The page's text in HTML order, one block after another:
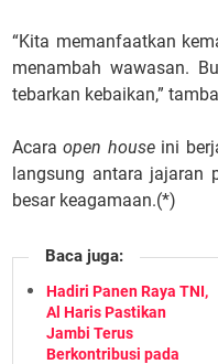
“Kita memanfaatkan
menambah wawasan.
tebarkan kebaikan,”
Acaraopen houseini
langsung antara jajaran
besar keagamaan.(*)
Baca juga:
Hadiri Panen Raya TNI,
Al Haris Pastikan
Jambi Terus
Berkontribusi pada